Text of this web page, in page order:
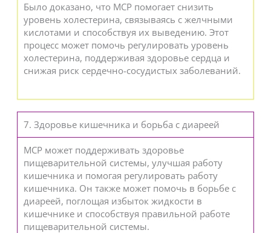
Было доказано, что MCP помогает снизить
уровень холестерина, связываясь с желчными
кислотами и способствуя их выведению. Этот
процесс может помочь регулировать уровень
холестерина, поддерживая здоровье сердца и
снижая риск сердечно-сосудистых заболеваний.
7. Здоровье кишечника и борьба с диареей
MCP может поддерживать здоровье
пищеварительной системы, улучшая работу
кишечника и помогая регулировать работу
кишечника. Он также может помочь в борьбе с
диареей, поглощая избыток жидкости в
кишечнике и способствуя правильной работе
пищеварительной системы.